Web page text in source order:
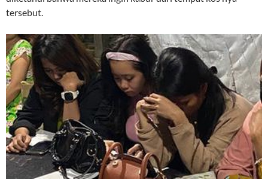
tersebut.